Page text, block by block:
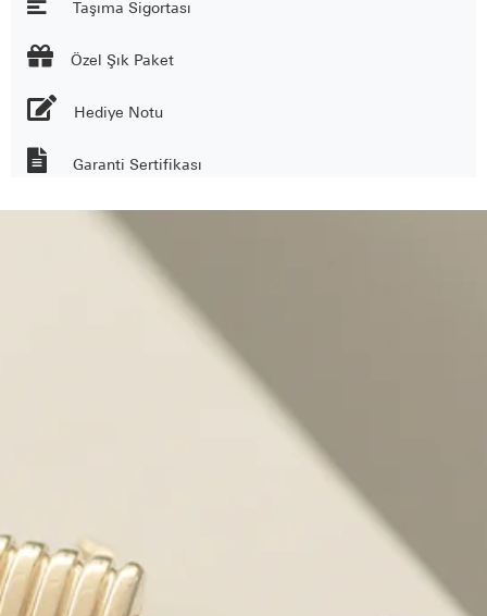
Taşıma Sigortası
 Özel Şık Paket
Hediye Notu
Garanti Sertifikası